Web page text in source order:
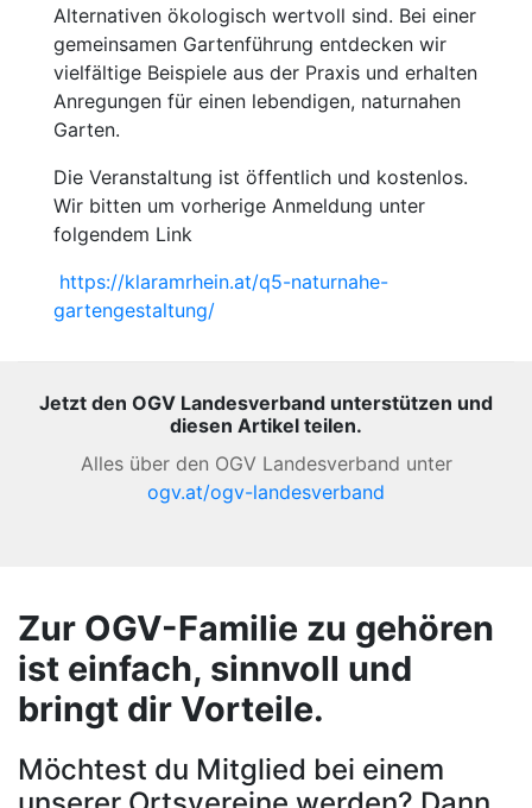
Alternativen ökologisch wertvoll sind. Bei einer
gemeinsamen Gartenführung entdecken wir
vielfältige Beispiele aus der Praxis und erhalten
Anregungen für einen lebendigen, naturnahen
Garten.
Die Veranstaltung ist öffentlich und kostenlos.
Wir bitten um vorherige Anmeldung unter
folgendem Link
https://klaramrhein.at/q5-naturnahe-
gartengestaltung/
Jetzt den OGV Landesverband unterstützen und
diesen Artikel teilen.
Alles über den OGV Landesverband unter
ogv.at/ogv-landesverband
Zur OGV-Familie zu gehören
ist einfach, sinnvoll und
bringt dir Vorteile.
Möchtest du Mitglied bei einem